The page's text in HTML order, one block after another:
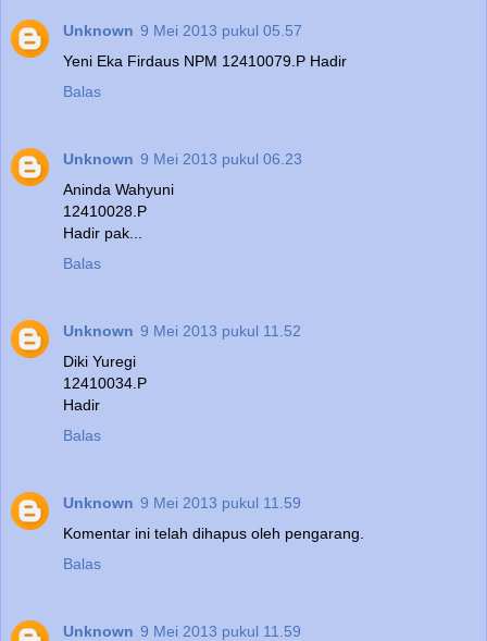
Unknown 9 Mei 2013 pukul 05.57
Yeni Eka Firdaus NPM 12410079.P Hadir
Balas
Unknown 9 Mei 2013 pukul 06.23
Aninda Wahyuni
12410028.P
Hadir pak...
Balas
Unknown 9 Mei 2013 pukul 11.52
Diki Yuregi
12410034.P
Hadir
Balas
Unknown 9 Mei 2013 pukul 11.59
Komentar ini telah dihapus oleh pengarang.
Balas
Unknown 9 Mei 2013 pukul 11.59